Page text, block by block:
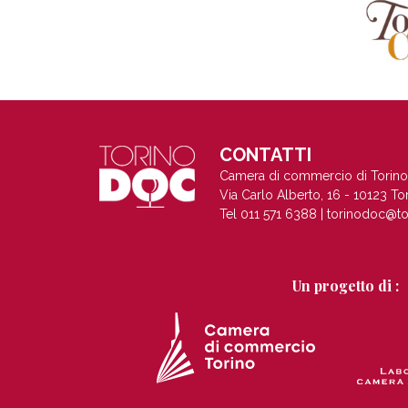
CONTATTI
Camera di commercio di Torino
Via Carlo Alberto, 16 - 10123
Tel 011 571 6388 |
Un progetto di :